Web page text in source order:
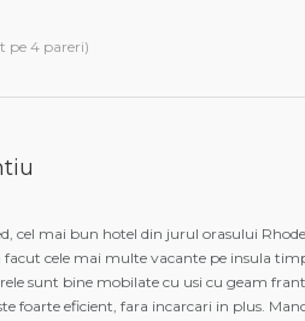
pe 4 pareri)
cel mai bun hotel din jurul orasului
cele mai multe vacante pe insula
sunt bine mobilate cu usi cu geam
foarte eficient, fara incarcari in plus.